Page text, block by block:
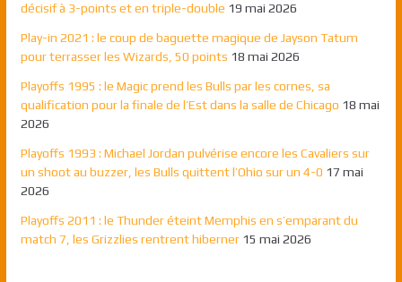
décisif à 3-points et en triple-double 19 mai 2026
Play-in 2021 : le coup de baguette magique de Jayson Tatum
pour terrasser les Wizards, 50 points 18 mai 2026
Playoffs 1995 : le Magic prend les Bulls par les cornes, sa
qualification pour la finale de l’Est dans la salle de Chicago 18 mai
2026
Playoffs 1993 : Michael Jordan pulvérise encore les Cavaliers sur
un shoot au buzzer, les Bulls quittent l’Ohio sur un 4-0 17 mai
2026
Playoffs 2011 : le Thunder éteint Memphis en s’emparant du
match 7, les Grizzlies rentrent hiberner 15 mai 2026